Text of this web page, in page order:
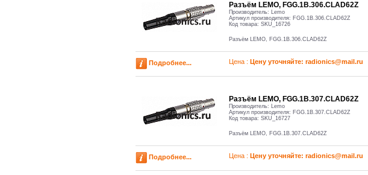
Разъём LEMO, FGG.1B.306.CLAD62Z
Производитель: Lemo
Артикул производителя: FGG.1B.306.CLAD62Z
Код товара: SKU_16726
Разъём LEMO, FGG.1B.306.CLAD62Z
Подробнее... Цена : Цену уточняйте: radioniсs@mail.ru
Разъём LEMO, FGG.1B.307.CLAD62Z
Производитель: Lemo
Артикул производителя: FGG.1B.307.CLAD62Z
Код товара: SKU_16727
Разъём LEMO, FGG.1B.307.CLAD62Z
Подробнее... Цена : Цену уточняйте: radioniсs@mail.ru